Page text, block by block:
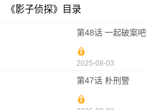
《影子侦探》目录
第48话 一起破案吧
2025-08-03
第47话 朴刑警